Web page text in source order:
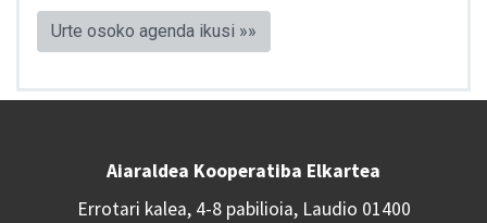
Urte osoko agenda ikusi »»
Aiaraldea Kooperatiba Elkartea
Errotari kalea, 4-8 pabilioia, Laudio 01400